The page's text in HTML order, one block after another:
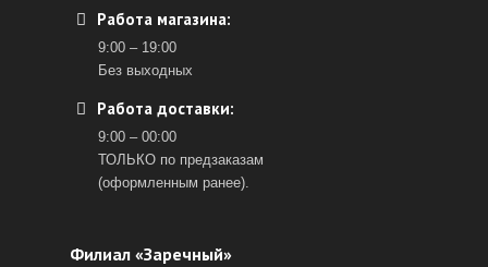
Работа магазина:
9:00 – 19:00
Без выходных
Работа доставки:
9:00 – 00:00
ТОЛЬКО по предзаказам
(оформленным ранее).
Филиал «Заречный»